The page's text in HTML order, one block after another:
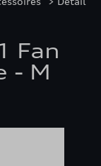
Fan
- M